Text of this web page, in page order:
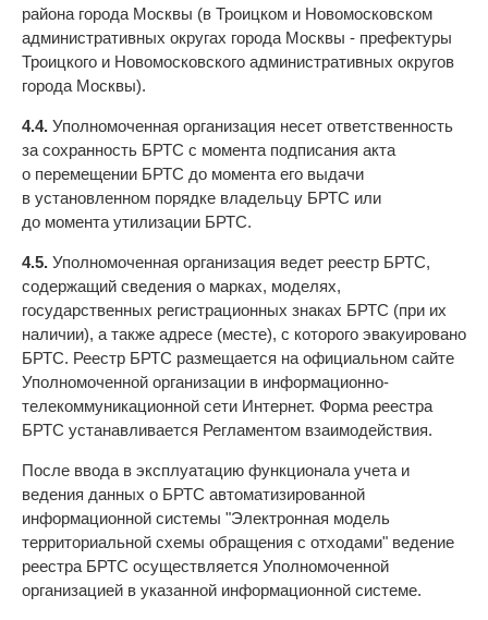
района города Москвы (в Троицком и Новомосковском
административных округах города Москвы - префектуры
Троицкого и Новомосковского административных округов
города Москвы).
4.4. Уполномоченная организация несет ответственность
за сохранность БРТС с момента подписания акта
о перемещении БРТС до момента его выдачи
в установленном порядке владельцу БРТС или
до момента утилизации БРТС.
4.5. Уполномоченная организация ведет реестр БРТС,
содержащий сведения о марках, моделях,
государственных регистрационных знаках БРТС (при их
наличии), а также адресе (месте), с которого эвакуировано
БРТС. Реестр БРТС размещается на официальном сайте
Уполномоченной организации в информационно-
телекоммуникационной сети Интернет. Форма реестра
БРТС устанавливается Регламентом взаимодействия.
После ввода в эксплуатацию функционала учета и
ведения данных о БРТС автоматизированной
информационной системы "Электронная модель
территориальной схемы обращения с отходами" ведение
реестра БРТС осуществляется Уполномоченной
организацией в указанной информационной системе.